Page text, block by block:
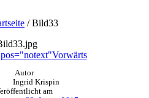
/Bild33
Vorwärts
Autor
Ingrid Krispin
am